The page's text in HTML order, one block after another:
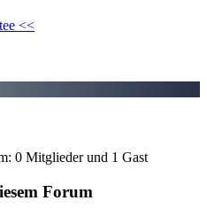
<<
0 Mitglieder und 1 Gast
Forum